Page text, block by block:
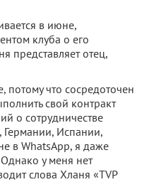
в июне,
клуба о его
представляет отец,
потому что сосредоточен
свой контракт
о сотрудничестве
Германии, Испании,
в WhatsApp, я даже
у меня нет
слова Хланя «TVP